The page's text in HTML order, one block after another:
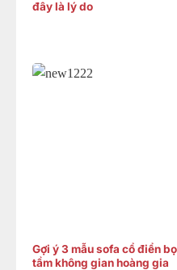
đây là lý do
Gợi ý 3 mẫu sofa cổ điển
tầm không gian hoàng gia